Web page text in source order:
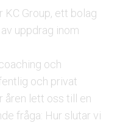
KC Group, ett bolag
uppdrag inom
och
och privat
åren lett oss till en
fråga: Hur slutar vi